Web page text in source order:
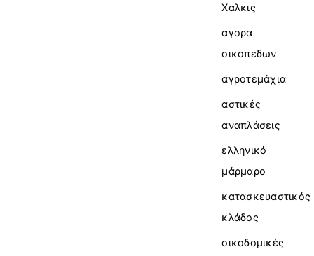
Χαλκις
αγορα
οικοπεδων
αγροτεμάχια
αστικές
αναπλάσεις
ελληνικό
μάρμαρο
κατασκευαστικός
κλάδος
οικοδομικές